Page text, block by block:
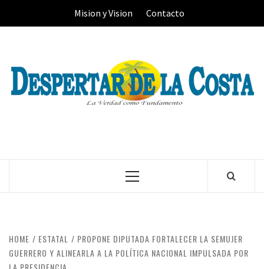
Mision y Vision Contacto
Primary
HOME ESTATAL
PROPONE DIPUTADA FORTALECER LA SEMUJER
GUERRERO Y ALINEARLA A LA POLÍTICA NACIONAL IMPULSADA POR